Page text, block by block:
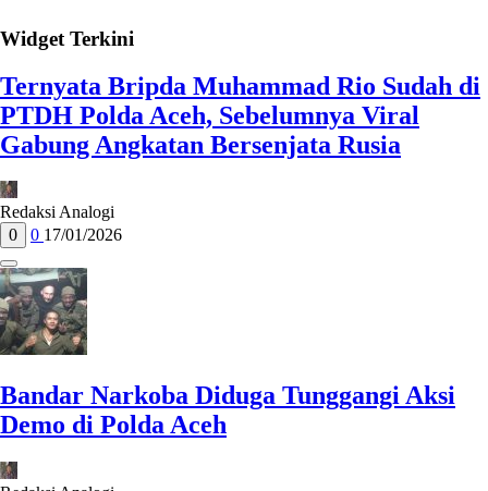
Widget Terkini
Ternyata Bripda Muhammad Rio Sudah di
PTDH Polda Aceh, Sebelumnya Viral
Gabung Angkatan Bersenjata Rusia
Redaksi Analogi
0
0 17/01/2026
Bandar Narkoba Diduga Tunggangi Aksi
Demo di Polda Aceh